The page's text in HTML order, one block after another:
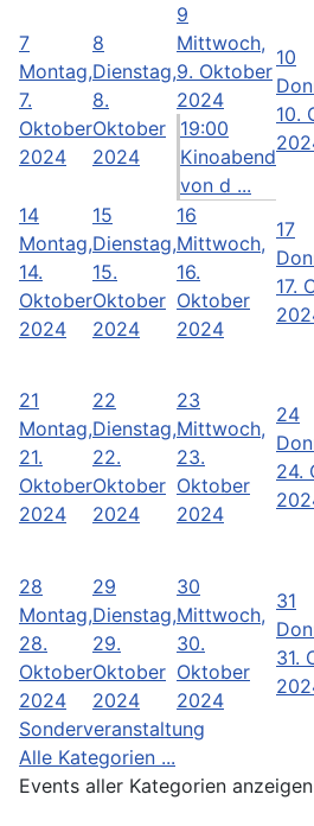
7
Montag,
7.
Oktober
2024
8
Dienstag,
8.
Oktober
2024
9
Mittwoch,
9. Oktober
2024
19:00
Kinoabend
von d ...
10
10.
14
Montag,
14.
Oktober
2024
15
Dienstag,
15.
Oktober
2024
16
Mittwoch,
16.
Oktober
2024
17
17.
21
Montag,
21.
Oktober
2024
22
Dienstag,
22.
Oktober
2024
23
Mittwoch,
23.
Oktober
2024
24
24.
28
Montag,
28.
Oktober
2024
29
Dienstag,
29.
Oktober
2024
30
Mittwoch,
30.
Oktober
2024
31
31.
Sonderveranstaltung
Alle Kategorien ...
Events aller Kategorien anzeigen